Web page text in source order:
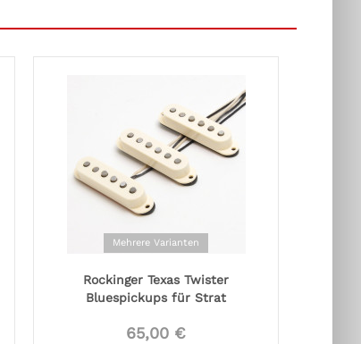
Mehrere Varianten
Rockinger Texas Twister
Bluespickups für Strat
65,00 €